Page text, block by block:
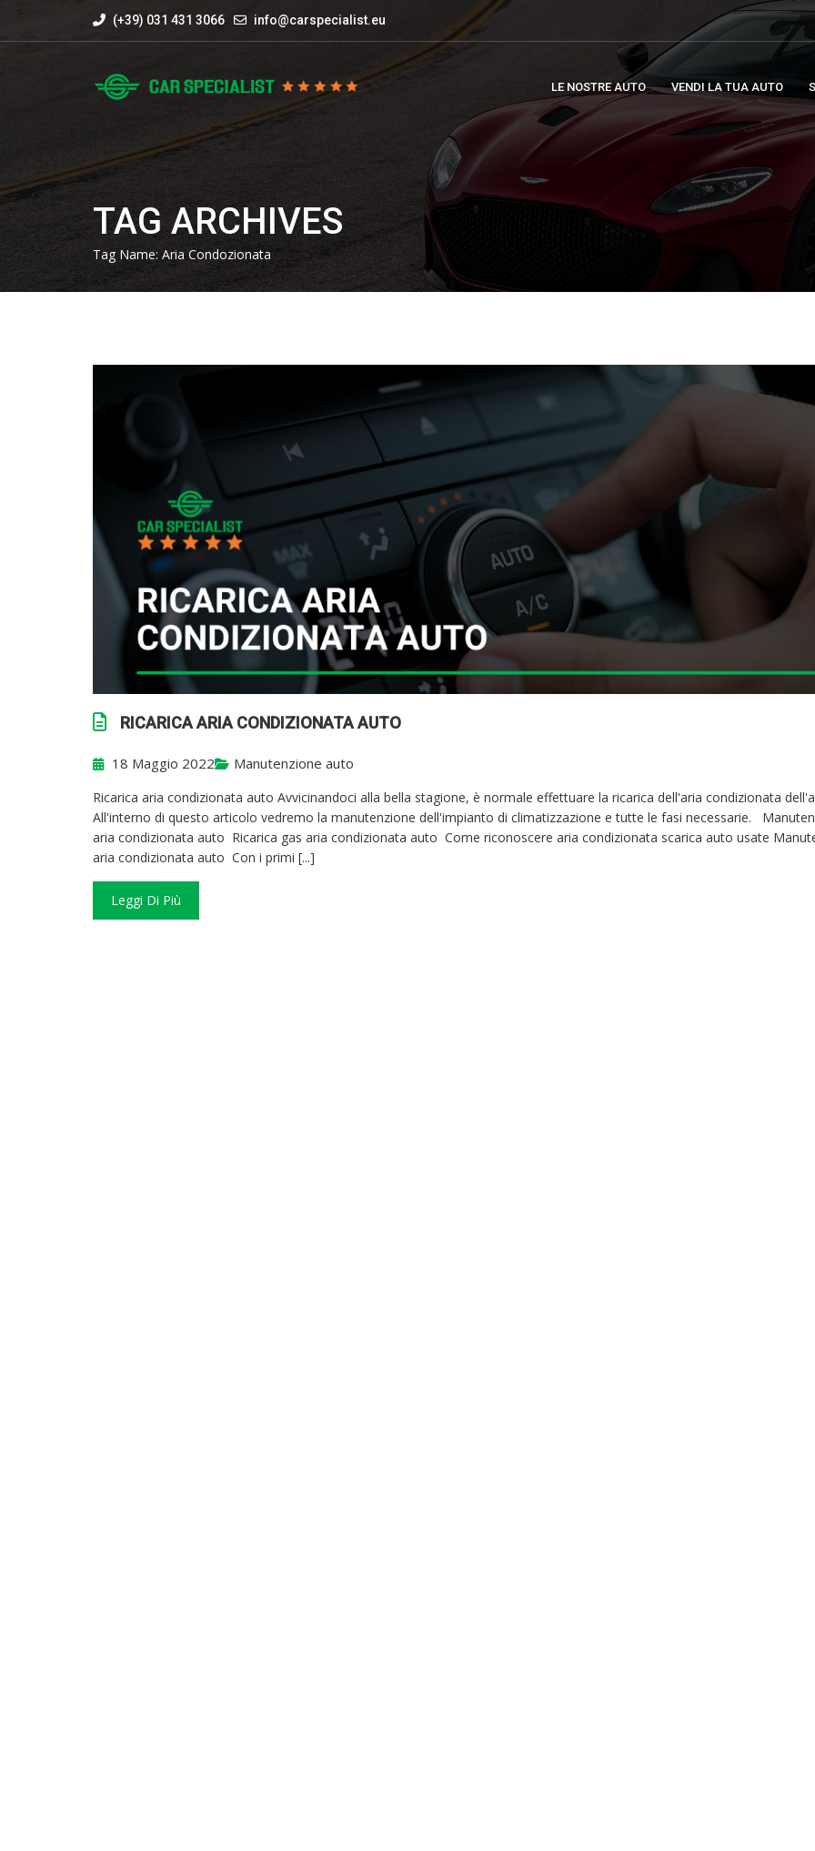
(+39) 031 431 3066 info@carspecialist.eu
LE NOSTRE AUTO VENDI LA TUA AUTO
TAG ARCHIVES
Tag Name: Aria Condozionata
RICARICA ARIA CONDIZIONATA AUTO
18 Maggio 2022 Manutenzione auto
Ricarica aria condizionata auto Avvicinandoci alla bella stagione, è normale effettuare la ricarica dell'aria condizionata
All'interno di questo articolo vedremo la manutenzione dell'impianto di climatizzazione e tutte le fasi necessarie.
aria condizionata auto Ricarica gas aria condizionata auto Come riconoscere aria condizionata scarica auto usate
aria condizionata auto Con i primi [...]
Leggi Di Più